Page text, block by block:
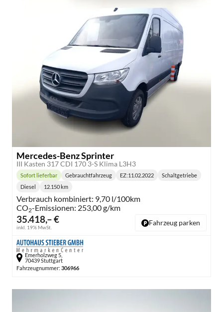
Mercedes-Benz Sprinter
III Kasten 317 CDI 170 3-S Klima L3H3
35.418,– €
inkl. 19% MwSt.
Lieferzeit:
Sofort lieferbar Gebrauchtfahrzeug EZ:11.02.2022
Getriebe:
Schaltgetriebe
Diesel 12.150 km
Verbrauch kombiniert: 9,70 l/100km
CO2-Emissionen: 253,00 g/km
Fahrzeug parken
Emerholzweg 5,
70439 Stuttgart
Fahrzeugnummer: 306966